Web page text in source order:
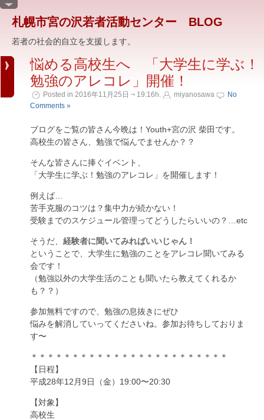
札幌市宮の沢若者活動センター BLOG
若者の社会的自立を支援します。
悩める高校生へ 「大学生に学ぶ！
勉強のアレコレ」開催！
Posted in 2016年11月25日 ¬ 19:16h. miyanosawa
No
Comments »
ブログをご覧の皆さん今晩は！Youth+宮の沢 柴田です。
高校生の皆さん、勉強で悩んでませんか？？
そんな皆さんに捧ぐイベント、
「大学生に学ぶ！勉強のアレコレ」を開催します！
例えば…
苦手克服のコツは？集中力が続かない！
受験までのスケジュール管理ってどうしたらいいの？…etc
そうだ、 経験者に聞いてみればいいじゃん！
ということで、大学生に勉強のことをアレコレ聞いてみる
会です！
（勉強以外の大学生活のことも聞いたら教えてくれるか
も？？）
参加無料ですので、勉強の息抜きにぜひ
悩みを解消していってくださいね。参加お待ちしておりま
す〜
＊＊＊＊＊＊＊＊＊＊＊＊＊＊＊＊＊＊＊＊＊＊＊＊
【日程】
平成28年12月9日（金）19:00〜20:30
【対象】
高校生